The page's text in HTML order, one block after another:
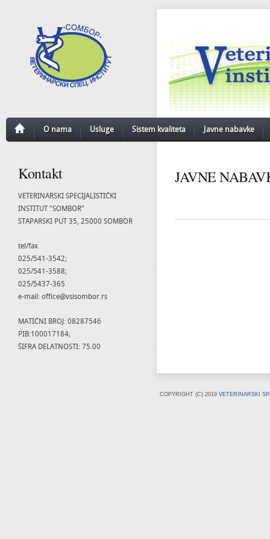
O nama Usluge Sistem kvaliteta Javne nabavke
JAVNE
Kontakt
VETERINARSKI SPECIJALISTIČKI
INSTITUT "SOMBOR"
STAPARSKI PUT 35, 25000 SOMBOR
tel/fax
025/541-3542;
025/541-3588;
025/5437-365
e-mail: office@vsisombor.rs
MATIČNI BROJ: 08287546
PIB:100017184;
ŠIFRA DELATNOSTI: 75.00
COPYRIGHT (C) 2019 VETERINARSKI